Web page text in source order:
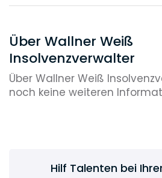
Über Wallner Weiß
Insolvenzverwalter
Über Wallner Weiß
noch keine weiteren
Hilf Talenten bei